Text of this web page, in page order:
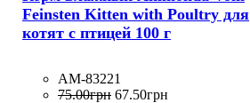
Feinsten Kitten with Poultry для
котят с птицей 100 г
AM-83221
75.00грн 67.50грн